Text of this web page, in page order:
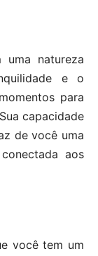
natureza
e o
para
capacidade
de você uma
aos
você tem um